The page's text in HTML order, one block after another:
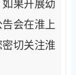
果开展幼
会在淮上
切关注淮